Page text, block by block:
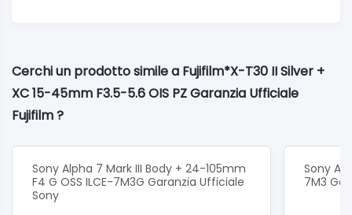
interpreta colori e toni.
Sono stati inoltre apportati miglioramenti
significativi alla capacità della fotocamera di
seguire i soggetti in movimento, ottimizzando
potenti funzionalità video 4K/30P.
Immagini straordinarie richiedono colori
Cerchi un prodotto simile a Fujifilm*X-T30 II Silver +
XC 15-45mm F3.5-5.6 OIS PZ Garanzia Ufficiale
Fujifilm ?
Sony Alpha 7 Mark III Body + 24-105mm
F4 G OSS ILCE-7M3G Garanzia Ufficiale
Sony
Sony
7M3